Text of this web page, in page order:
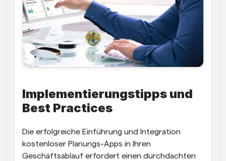
Implementierungstipps und
Best Practices
Die erfolgreiche Einführung und Integration
kostenloser Planungs-Apps in Ihren
Geschäftsablauf erfordert einen durchdachten